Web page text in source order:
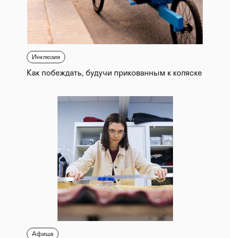
Инклюзия
Как побеждать, будучи прикованным к коляске
Афиша